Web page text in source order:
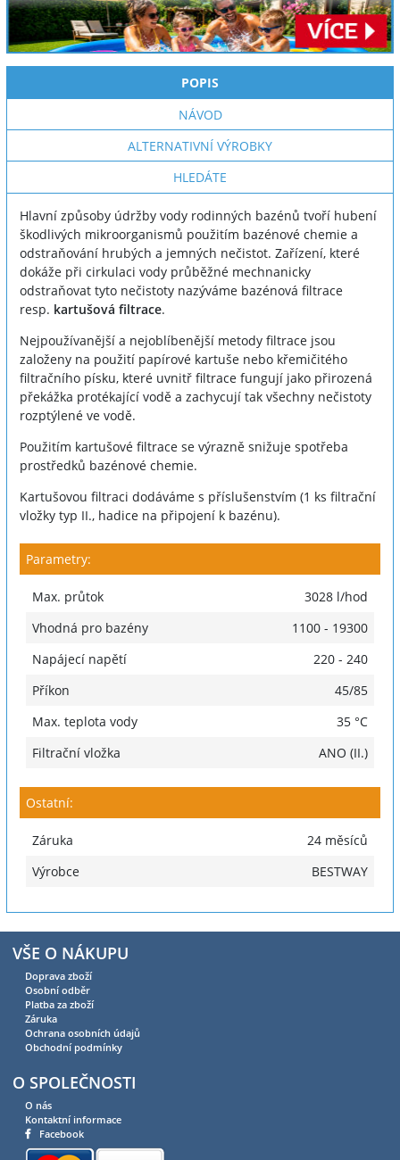
POPIS
NÁVOD
ALTERNATIVNÍ VÝROBKY
HLEDÁTE
Hlavní způsoby údržby vody rodinných bazénů tvoří hubení
škodlivých mikroorganismů použitím bazénové chemie a
odstraňování hrubých a jemných nečistot. Zařízení, které
dokáže při cirkulaci vody průběžné mechnanicky
odstraňovat tyto nečistoty nazýváme bazénová filtrace
resp. kartušová filtrace.
Nejpoužívanější a nejoblíbenější metody filtrace jsou
založeny na použití papírové kartuše nebo křemičitého
filtračního písku, které uvnitř filtrace fungují jako přirozená
překážka protékající vodě a zachycují tak všechny nečistoty
rozptýlené ve vodě.
Použitím kartušové filtrace se výrazně snižuje spotřeba
prostředků bazénové chemie.
Kartušovou filtraci dodáváme s příslušenstvím (1 ks filtrační
vložky typ II., hadice na připojení k bazénu).
Parametry:
Max. průtok
3028 l/hod
Vhodná pro bazény
1100 - 19300
Napájecí napětí
220 - 240
Příkon
45/85
Max. teplota vody
35 °C
Filtrační vložka
ANO (II.)
Ostatní:
Záruka
24 měsíců
Výrobce
BESTWAY
VŠE O NÁKUPU
Doprava zboží
Osobní odběr
Platba za zboží
Záruka
Ochrana osobních údajů
Obchodní podmínky
O SPOLEČNOSTI
O nás
Kontaktní informace
Facebook